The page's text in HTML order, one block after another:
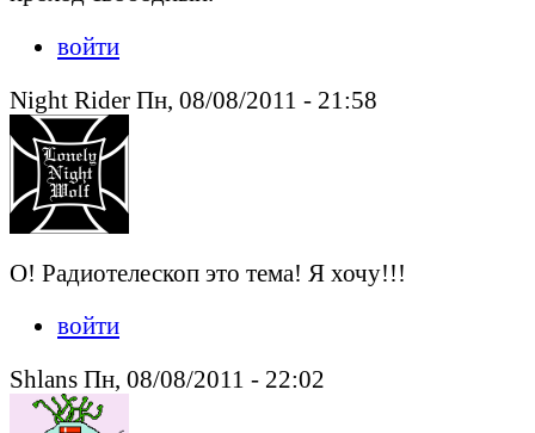
войти
Night Rider Пн, 08/08/2011 - 21:58
О! Радиотелескоп это тема! Я хочу!!!
войти
Shlans Пн, 08/08/2011 - 22:02